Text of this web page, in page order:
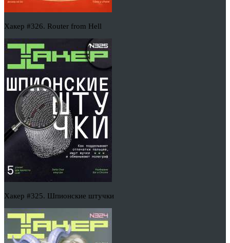
Хакер #326. Router from Hell
Хакер #325. Шпионские штучки